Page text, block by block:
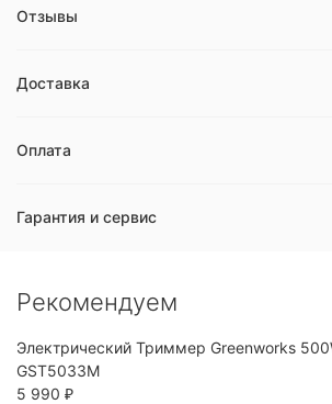
Отзывы
Доставка
Оплата
Гарантия и сервис
Рекомендуем
Электрический Триммер Greenworks
GST5033M
5 990 ₽